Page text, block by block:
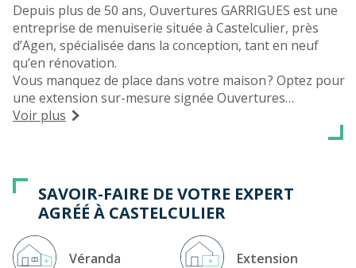
Depuis plus de 50 ans, Ouvertures GARRIGUES est une
entreprise de menuiserie située à Castelculier, près
d’Agen, spécialisée dans la conception, tant en neuf
qu’en rénovation.
Vous manquez de place dans votre maison ? Optez pour
une extension sur-mesure signée Ouvertures
GARRIGUES, concessionnaire RENOVAL. Votre véranda
confort moderne et d’une performance énergétique
élevée.
Le nom GARRIGUES est synonyme de qualité dans
l’Agenais et le Lot-et-Garonne, tant par le choix des
produits installés.
Voir plus
SAVOIR-FAIRE DE VOTRE EXPERT
AGRÉÉ À CASTELCULIER
Véranda Extension